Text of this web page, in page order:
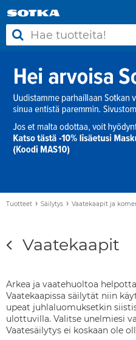
Tuotteet › Säilytys › Vaatekaapit ja
Vaatekaapit
Arkea ja vaatehuoltoa
Vaatekaapissa säilytät niin
upeat juhlaluomuksetkin
ulottuvilla. Valitse unelmiesi
Vaatesäilytys ei koskaan ole